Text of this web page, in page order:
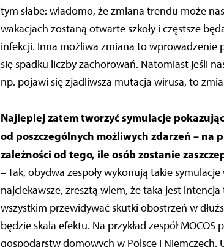
tym słabe: wiadomo, że zmiana trendu może
wakacjach zostaną otwarte szkoły i częstsze
infekcji. Inna możliwa zmiana to wprowadzenie
się spadku liczby zachorowań. Natomiast jeśli
np. pojawi się zjadliwsza mutacja wirusa, to
Najlepiej zatem tworzyć symulacje
od poszczególnych możliwych zdarzeń – na
zależności od tego, ile osób zostanie
– Tak, obydwa zespoły wykonują takie
najciekawsze, zresztą wiem, że taka jest
wszystkim przewidywać skutki obostrzeń w
będzie skala efektu. Na przykład zespół
gospodarstw domowych w Polsce i Niemczech.